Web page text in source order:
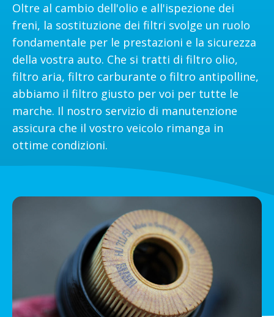
Oltre al cambio dell'olio e all'ispezione dei
freni, la sostituzione dei filtri svolge un ruolo
fondamentale per le prestazioni e la sicurezza
della vostra auto. Che si tratti di filtro olio,
filtro aria, filtro carburante o filtro antipolline,
abbiamo il filtro giusto per voi per tutte le
marche. Il nostro servizio di manutenzione
assicura che il vostro veicolo rimanga in
ottime condizioni.